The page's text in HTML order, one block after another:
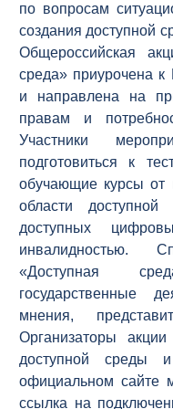
по вопросам
создания доступной
Общероссийская
среда» приурочена
и направлена на
правам и
Участники
подготовиться к
обучающие курсы от
области
доступных
инвалидностью.
«Доступная
государственные
мнения,
Организаторы
доступной среды
официальном сайте
ссылка на